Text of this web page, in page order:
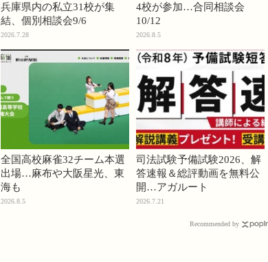
兵庫県内の私立31校が集
結、個別相談会9/6
2026.7.28
4校が参加…合同相談会
10/12
2026.8.5
全国高校麻雀32チーム本選
出場…麻布や大阪星光、東
海も
2026.8.5
司法試験予備試験2026、解
答速報＆総評動画を無料公
開…アガルート
2026.7.21
Recommended by